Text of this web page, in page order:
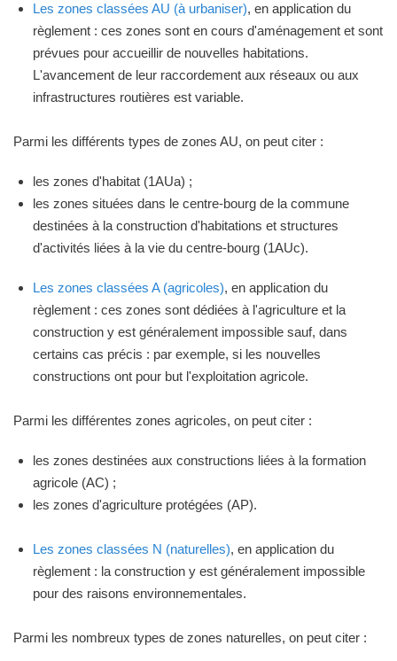
Les zones classées AU (à urbaniser), en application du
règlement : ces zones sont en cours d'aménagement et sont
prévues pour accueillir de nouvelles habitations.
L'avancement de leur raccordement aux réseaux ou aux
infrastructures routières est variable.
Parmi les différents types de zones AU, on peut citer :
les zones d'habitat (1AUa) ;
les zones situées dans le centre-bourg de la commune
destinées à la construction d'habitations et structures
d'activités liées à la vie du centre-bourg (1AUc).
Les zones classées A (agricoles), en application du
règlement : ces zones sont dédiées à l'agriculture et la
construction y est généralement impossible sauf, dans
certains cas précis : par exemple, si les nouvelles
constructions ont pour but l'exploitation agricole.
Parmi les différentes zones agricoles, on peut citer :
les zones destinées aux constructions liées à la formation
agricole (AC) ;
les zones d'agriculture protégées (AP).
Les zones classées N (naturelles), en application du
règlement : la construction y est généralement impossible
pour des raisons environnementales.
Parmi les nombreux types de zones naturelles, on peut citer :